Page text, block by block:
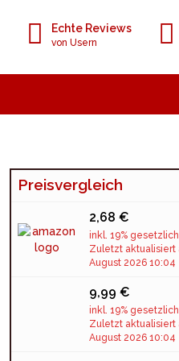
Echte Reviews
von Usern
Preisvergleich
2,68 €
inkl. 19%
Zuletzt aktualisiert
August 2026 10:04
9,99 €
inkl. 19%
Zuletzt aktualisiert
August 2026 10:04